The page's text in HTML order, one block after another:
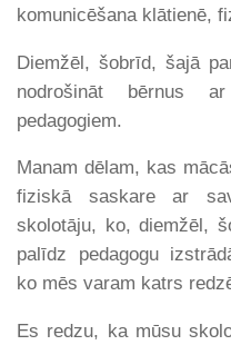
komunicēšana klātienē,
Diemžēl, šobrīd, šajā
nodrošināt bērnus
pedagogiem.
Manam dēlam, kas
fiziskā saskare ar
skolotāju, ko, diemžēl,
palīdz pedagogu
ko mēs varam katrs
Es redzu, ka mūsu